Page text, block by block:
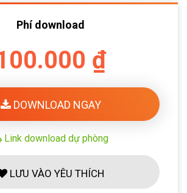
Phí download
₫
DOWNLOAD NGAY
Link download dự phòng
LƯU VÀO YÊU THÍCH